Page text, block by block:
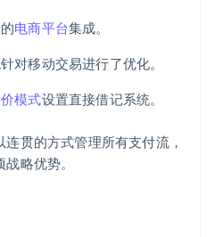
电商平台集成。
对移动交易进行了优化。
模式设置直接借记系统。
贯的方式管理所有支付流，
略优势。